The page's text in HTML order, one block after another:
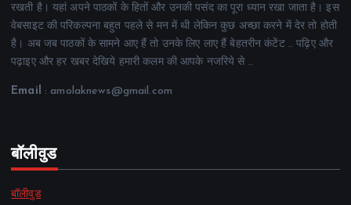
रखती है। यहां अपने पाठकों के हितों और उनकी पसंद का पूरा ध्यान रखा जाता है। इस
वेबसाइट की परिकल्पना बहुत पहले से मन में थी लेकिन कुछ अच्छा करने में देर तो होती
है। अब जब पाठकों के सामने आए हैं तो उनके लिए लाए हैं बेहतरीन कंटेंट .. पढ़िए और
पढ़ाइए और हर खबर देखिये हमारी कलम की आपके नजरिये से ..
Email : amolaknews@gmail.com
बॉलीवुड
बॉलीवुड